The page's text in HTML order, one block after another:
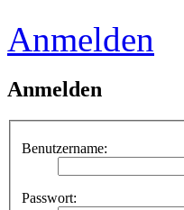
Anmelden
Anmelden
Benutzername:
Passwort: